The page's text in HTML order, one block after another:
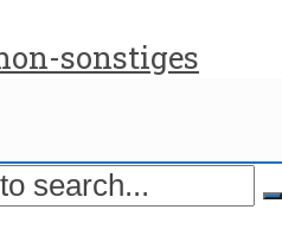
sonstiges